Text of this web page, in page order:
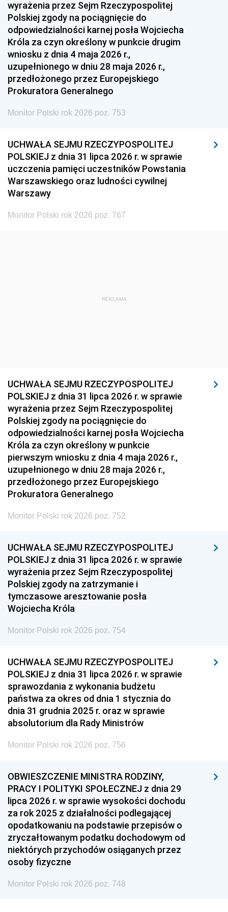
1951 1950 1949
1948 1947
1939 1938 1937
1936 1930
wyrażenia przez Sejm Rzeczypospolitej
Polskiej zgody na pociągnięcie do
odpowiedzialności karnej posła Wojciecha
Króla za czyn określony w punkcie drugim
wniosku z dnia 4 maja 2026 r.,
uzupełnionego w dniu 28 maja 2026 r.,
przedłożonego przez Europejskiego
Prokuratora Generalnego
Monitor Polski rok 2026 poz. 753
UCHWAŁA SEJMU RZECZYPOSPOLITEJ
POLSKIEJ z dnia 31 lipca 2026 r. w sprawie
uczczenia pamięci uczestników Powstania
Warszawskiego oraz ludności cywilnej
Warszawy
Monitor Polski rok 2026 poz. 767
REKLAMA
UCHWAŁA SEJMU RZECZYPOSPOLITEJ
POLSKIEJ z dnia 31 lipca 2026 r. w sprawie
wyrażenia przez Sejm Rzeczypospolitej
Polskiej zgody na pociągnięcie do
odpowiedzialności karnej posła Wojciecha
Króla za czyn określony w punkcie
pierwszym wniosku z dnia 4 maja 2026 r.,
uzupełnionego w dniu 28 maja 2026 r.,
przedłożonego przez Europejskiego
Prokuratora Generalnego
Monitor Polski rok 2026 poz. 752
UCHWAŁA SEJMU RZECZYPOSPOLITEJ
POLSKIEJ z dnia 31 lipca 2026 r. w sprawie
wyrażenia przez Sejm Rzeczypospolitej
Polskiej zgody na zatrzymanie i
tymczasowe aresztowanie posła
Wojciecha Króla
Monitor Polski rok 2026 poz. 754
UCHWAŁA SEJMU RZECZYPOSPOLITEJ
POLSKIEJ z dnia 31 lipca 2026 r. w sprawie
sprawozdania z wykonania budżetu
państwa za okres od dnia 1 stycznia do
dnia 31 grudnia 2025 r. oraz w sprawie
absolutorium dla Rady Ministrów
Monitor Polski rok 2026 poz. 756
OBWIESZCZENIE MINISTRA RODZINY,
PRACY I POLITYKI SPOŁECZNEJ z dnia 29
lipca 2026 r. w sprawie wysokości dochodu
za rok 2025 z działalności podlegającej
opodatkowaniu na podstawie przepisów o
zryczałtowanym podatku dochodowym od
niektórych przychodów osiąganych przez
osoby fizyczne
Monitor Polski rok 2026 poz. 748